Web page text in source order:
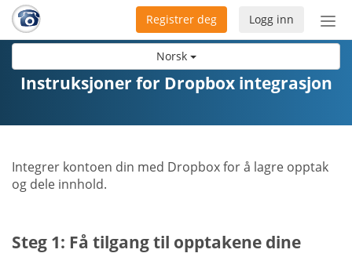
Norsk
Bytt
Logg inn
Registrer deg
Instruksjoner for Dropbox integrasjon
Integrer kontoen din med Dropbox for å lagre opptak
og dele innhold.
Steg 1: Få tilgang til opptakene dine